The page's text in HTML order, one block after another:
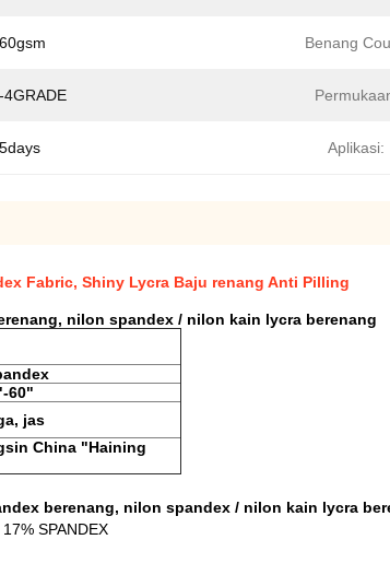
Benang
4GRADE
Aplikasi:
Fabric, Shiny Lycra Baju renang Anti Pilling
nilon spandex / nilon kain lycra berenang
60"
jas
China "Haining
berenang, nilon spandex / nilon kain lycra
SPANDEX